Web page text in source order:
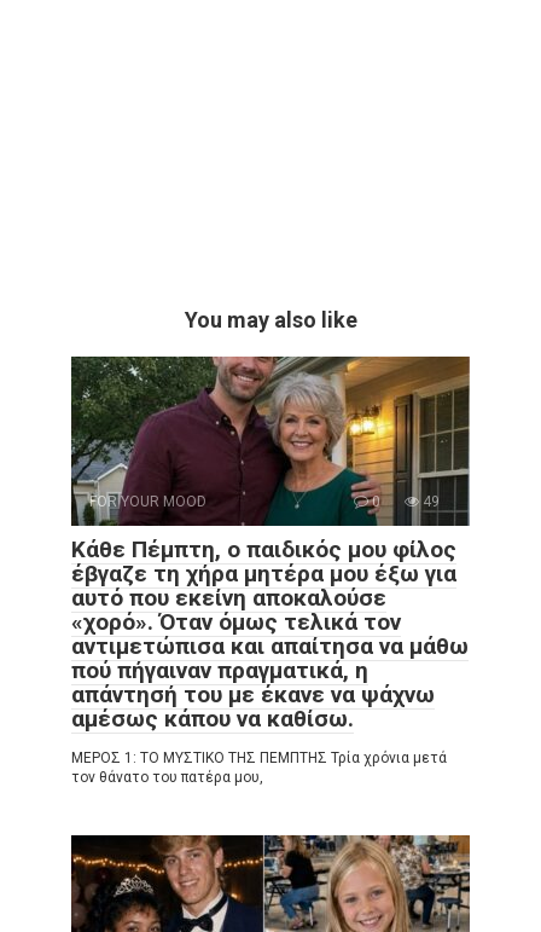
You may also like
FOR YOUR MOOD 0 49
Κάθε Πέμπτη, ο παιδικός μου φίλος
έβγαζε τη χήρα μητέρα μου έξω για
αυτό που εκείνη αποκαλούσε
«χορό». Όταν όμως τελικά τον
αντιμετώπισα και απαίτησα να μάθω
πού πήγαιναν πραγματικά, η
απάντησή του με έκανε να ψάχνω
αμέσως κάπου να καθίσω.
ΜΕΡΟΣ 1: ΤΟ ΜΥΣΤΙΚΟ ΤΗΣ ΠΕΜΠΤΗΣ Τρία χρόνια μετά
τον θάνατο του πατέρα μου,